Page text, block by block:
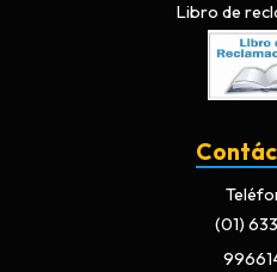
Libro de
(01)